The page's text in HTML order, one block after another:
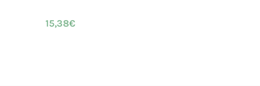
15,38€